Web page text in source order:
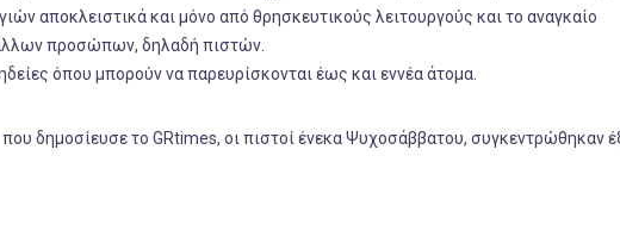
αποκλειστικά και μόνο από θρησκευτικούς λειτουργούς και το αναγκαίο
προσώπων, δηλαδή πιστών.
όπου μπορούν να παρευρίσκονται έως και εννέα άτομα.
δημοσίευσε το GRtimes, οι πιστοί ένεκα Ψυχοσάββατου, συγκεντρώθηκαν